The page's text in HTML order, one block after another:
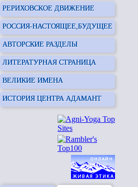
РЕРИХОВСКОЕ ДВИЖЕНИЕ
РОССИЯ-НАСТОЯЩЕЕ,БУДУЩЕЕ
АВТОРСКИЕ РАЗДЕЛЫ
ЛИТЕРАТУРНАЯ СТРАНИЦА
ВЕЛИКИЕ ИМЕНА
ИСТОРИЯ ЦЕНТРА АДАМАНТ